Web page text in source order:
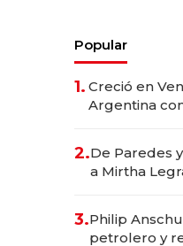
Popular
1. Creció en
Argentina
las marcas
2.De Paredes
a Mirtha
3.Philip
petrolero y